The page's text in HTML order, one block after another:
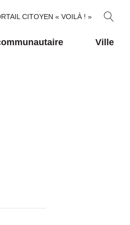
CITOYEN « VOILÀ ! »
Ville